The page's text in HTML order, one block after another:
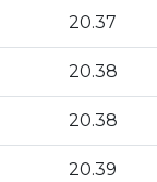
20.37
20.38
20.38
20.39